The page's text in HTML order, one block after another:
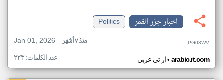
اخبار جزر القمر
Politics
Jan 01, 2026
منذ ٧ أشهر PG03WV
ار تي عربي• arabic.rt.com عدد الكلمات: ٢٢٣